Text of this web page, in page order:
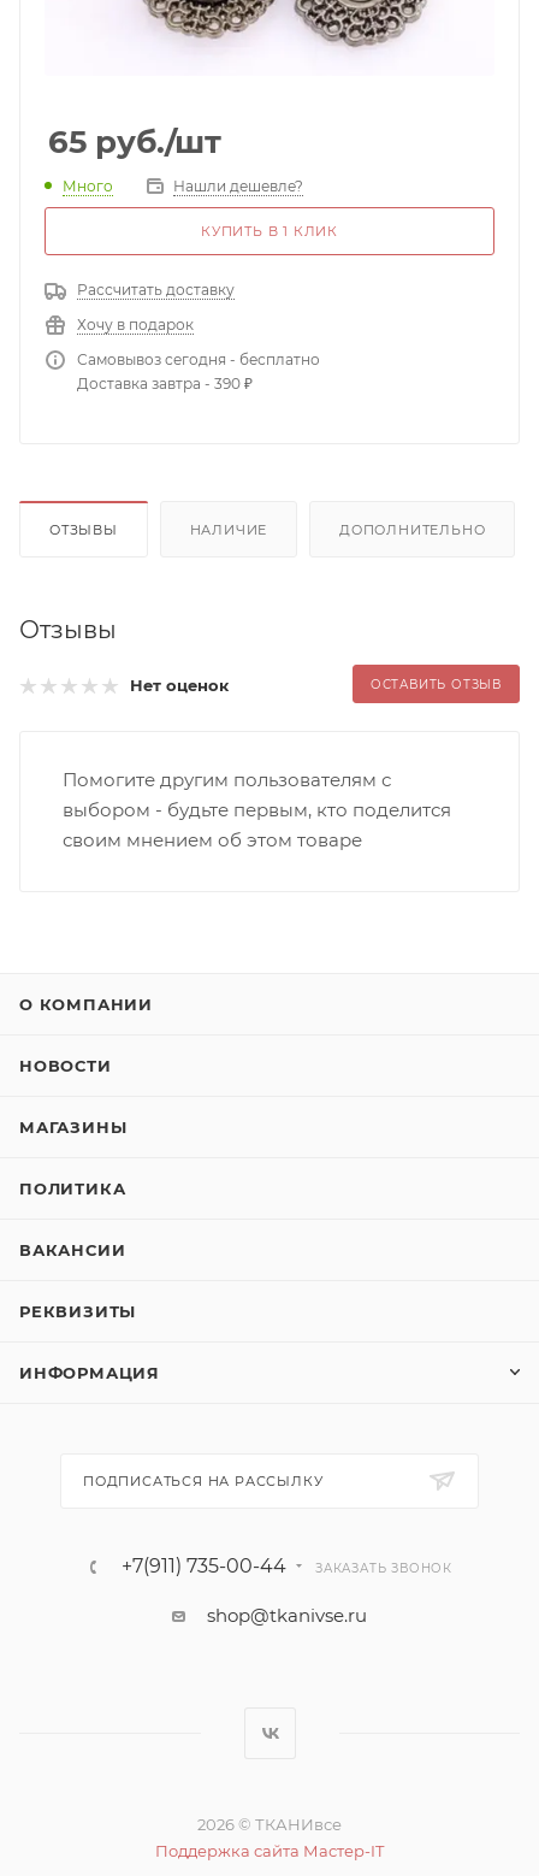
65 руб./шт
Много Нашли дешевле?
КУПИТЬ В 1 КЛИК
Рассчитать доставку
Хочу в подарок
Самовывоз сегодня - бесплатно
Доставка завтра - 390 ₽
ОТЗЫВЫ НАЛИЧИЕ ДОПОЛНИТЕЛЬНО
Отзывы
Нет оценок ОСТАВИТЬ ОТЗЫВ
Помогите другим пользователям с
выбором - будьте первым, кто поделится
своим мнением об этом товаре
О КОМПАНИИ
НОВОСТИ
МАГАЗИНЫ
ПОЛИТИКА
ВАКАНСИИ
РЕКВИЗИТЫ
ИНФОРМАЦИЯ
ПОДПИСАТЬСЯ НА РАССЫЛКУ
+7(911) 735-00-44 ЗАКАЗАТЬ ЗВОНОК
shop@tkanivse.ru
2026 © ТКАНИвсе
Поддержка сайта Мастер-IT